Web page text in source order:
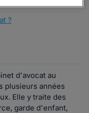
?
d'avocat au
plusieurs années
Elle y traite des
garde d'enfant,